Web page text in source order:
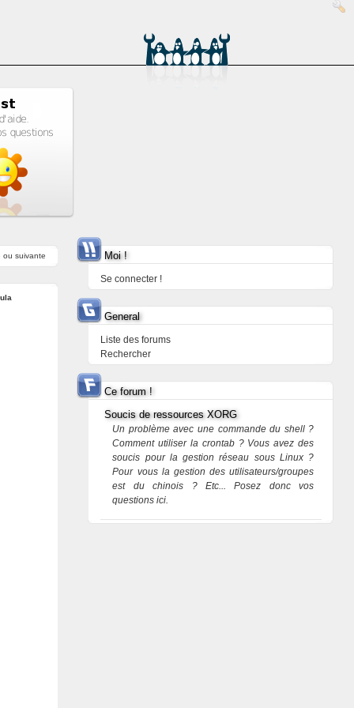
ou suivante Moi !
Se connecter !
General
Liste des forums
Rechercher
Ce forum !
Soucis de ressources XORG
Un problème avec une commande du shell ?
Comment utiliser la crontab ? Vous avez des
soucis pour la gestion réseau sous Linux ?
Pour vous la gestion des utilisateurs/groupes
est du chinois ? Etc... Posez donc vos
questions ici.